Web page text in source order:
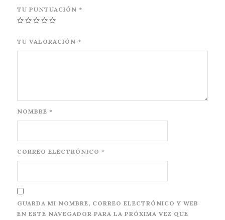
TU PUNTUACIÓN *
TU VALORACIÓN *
NOMBRE *
CORREO ELECTRÓNICO *
GUARDA MI NOMBRE, CORREO ELECTRÓNICO Y WEB
EN ESTE NAVEGADOR PARA LA PRÓXIMA VEZ QUE